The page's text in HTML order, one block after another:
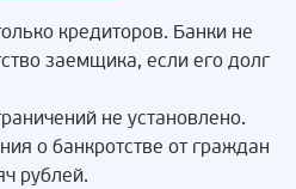
кредиторов. Банки не
заемщика, если его долг
не установлено.
о банкротстве от граждан
рублей.